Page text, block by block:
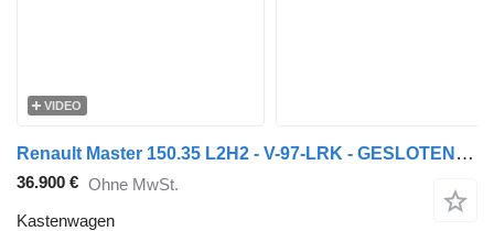
VIDEO
Renault Master 150.35 L2H2 - V-97-LRK - GESLOTEN - EURO 6 - BPM VRIJ!
36.900 € Ohne MwSt.
Kastenwagen